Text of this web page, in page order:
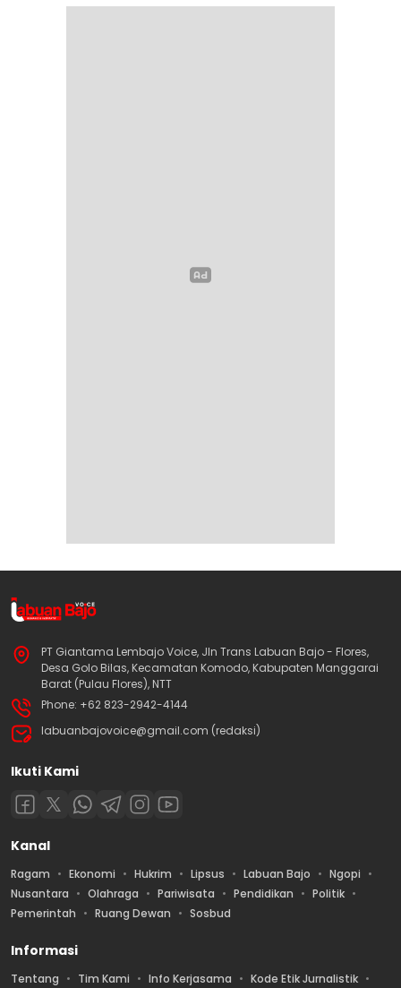
PT Giantama Lembajo Voice, Jln Trans Labuan Bajo - Flores,
Desa Golo Bilas, Kecamatan Komodo, Kabupaten Manggarai
Barat (Pulau Flores), NTT
Phone: +62 823-2942-4144
labuanbajovoice@gmail.com (redaksi)
Ikuti Kami
Kanal
Ragam Ekonomi Hukrim Lipsus Labuan Bajo
Ngopi
Nusantara
Olahraga Pariwisata Pendidikan
Politik
Pemerintah
Ruang Dewan Sosbud
Informasi
Tentang Tim Kami Info Kerjasama
Kode Etik Jurnalistik